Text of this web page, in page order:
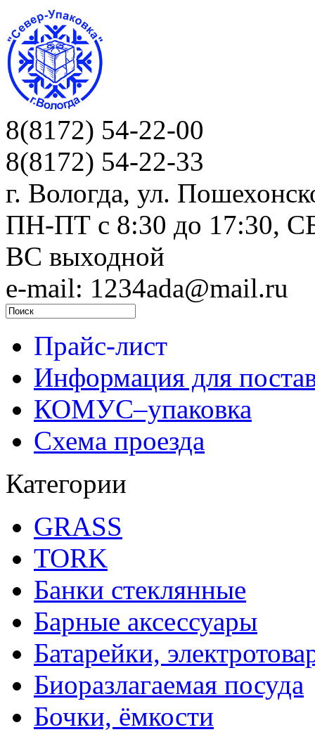
8(8172) 54-22-00
8(8172) 54-22-33
г. Вологда, ул.
ПН-ПТ c 8:30 до 17:30,
ВС выходной
e-mail: 1234ada@mail.ru
Прайс-лист
Информация для
КОМУС–упаковка
Схема проезда
Категории
GRASS
TORK
Банки стеклянные
Барные аксессуары
Батарейки,
Биоразлагаемая посуда
Бочки, ёмкости